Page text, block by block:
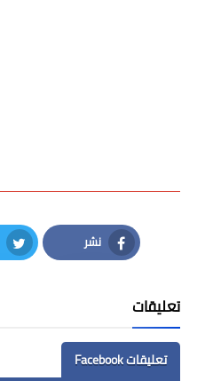
نشر
Facebook
تعليقات
تعليقات Facebook